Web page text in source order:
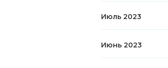
Июль 2023
Июнь 2023